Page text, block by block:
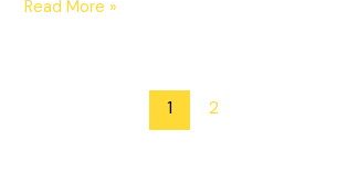
Read More »
1 2